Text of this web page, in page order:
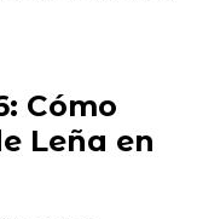
Cómo
Leña en